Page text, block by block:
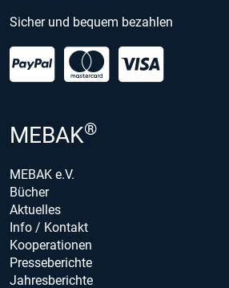
Sicher und bequem bezahlen
MEBAK®
MEBAK e.V.
Bücher
Aktuelles
Info / Kontakt
Kooperationen
Presseberichte
Jahresberichte